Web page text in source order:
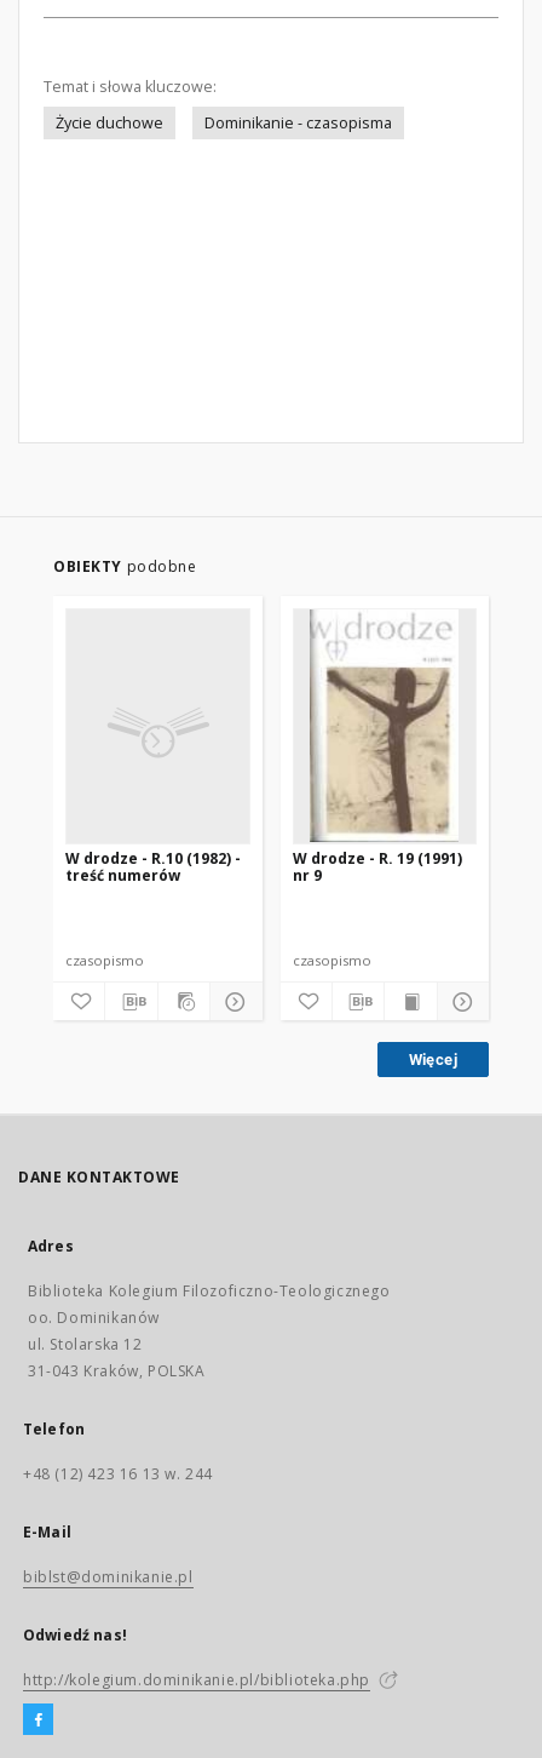
Temat i słowa kluczowe:
Życie duchowe
Dominikanie - czasopisma
OBIEKTY podobne
W drodze - R.10 (1982) -
treść numerów
czasopismo
W drodze - R. 19 (1991)
nr 9
czasopismo
Więcej
DANE KONTAKTOWE
Adres
Biblioteka Kolegium Filozoficzno-Teologicznego
oo. Dominikanów
ul. Stolarska 12
31-043 Kraków, POLSKA
Telefon
+48 (12) 423 16 13 w. 244
E-Mail
biblst@dominikanie.pl
Odwiedź nas!
http://kolegium.dominikanie.pl/biblioteka.php